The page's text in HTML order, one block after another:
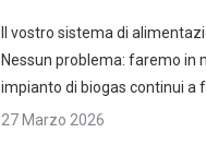
Il vostro sistema di
Nessun problema: faremo in
impianto di biogas continui a
27 Marzo 2026